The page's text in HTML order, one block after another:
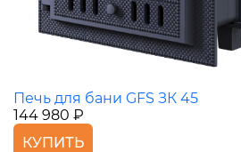
Печь для бани GFS ЗК 45
144 980 ₽
КУПИТЬ